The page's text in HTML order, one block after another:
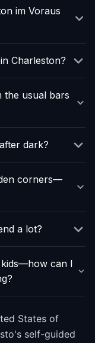
im Voraus
Charleston?
the usual bars
dark?
corners—
a lot?
kids—how can I
States of
self-guided